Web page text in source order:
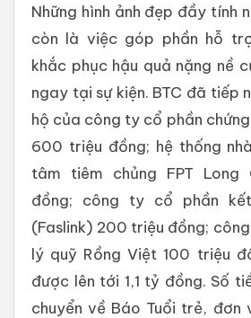
Những hình ảnh đẹp đầy tính
còn là việc góp phần hỗ
khắc phục hậu quả nặng nề
ngay tại sự kiện. BTC đã tiếp
hộ của công ty cổ phần
600 triệu đồng; hệ thống
tâm tiêm chủng FPT Long
đồng; công ty cổ phần
(Faslink) 200 triệu đồng;
lý quỹ Rồng Việt 100 triệu
được lên tới 1,1 tỷ đồng. Số
chuyển về Báo Tuổi trẻ, đơn